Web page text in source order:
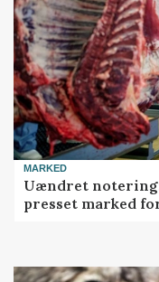
MARKED
Uændret
presset marked